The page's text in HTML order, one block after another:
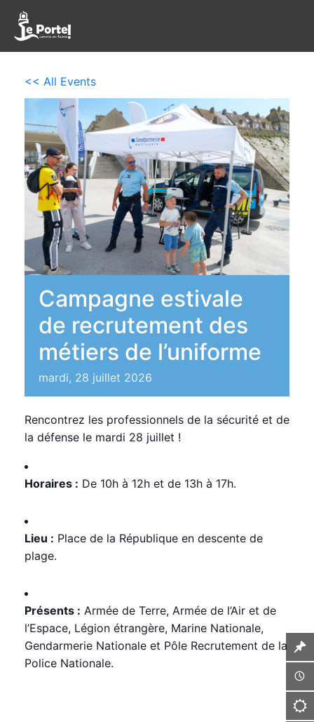
<< All Events
Campagne estivale
de recrutement des
métiers de l’uniforme
mardi, 28 juillet 2026
Rencontrez les professionnels de la sécurité et de
la défense le mardi 28 juillet !
Horaires : De 10h à 12h et de 13h à 17h.
Lieu : Place de la République en descente de
plage.
Présents : Armée de Terre, Armée de l’Air et de
l’Espace, Légion étrangère, Marine Nationale,
Gendarmerie Nationale et Pôle Recrutement de la
Police Nationale.